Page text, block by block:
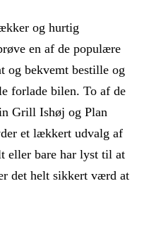
og hurtig
en af de populære
og bekvemt bestille og
forlade bilen. To af de
Grill Ishøj og Plan
et lækkert udvalg af
eller bare har lyst til at
det helt sikkert værd at